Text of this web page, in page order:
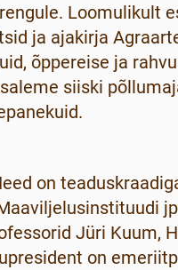
Loomulikult
ja ajakirja
õppereise ja
siiski
on
Jüri Kuum,
on